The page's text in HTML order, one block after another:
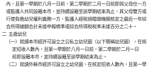
    內，且第一學期於八月一日前，第二學期於二月一日前即與父母任一方
    或監護人共同設籍本市，並持續設籍至該學期結束為止，其父母雙方或
    行使負擔幼兒權利義務一方、監護人經稅捐稽徵機關核定之最近一年綜
    合所得總額合計未達申報標準或綜合所得稅稅率未達百分之二十。
二  五歲幼兒
    （一）就讀本市經許可設立之公私立幼兒園（以下簡稱幼兒園），在核
          定招收人數內，且第一學期於八月一日前，第二學期於二月一日
          前即設籍本市，並持續設籍至該學期結束為止。
    （二）就讀外縣市經許可設立之幼兒園，在核定招收人數內，且第一學